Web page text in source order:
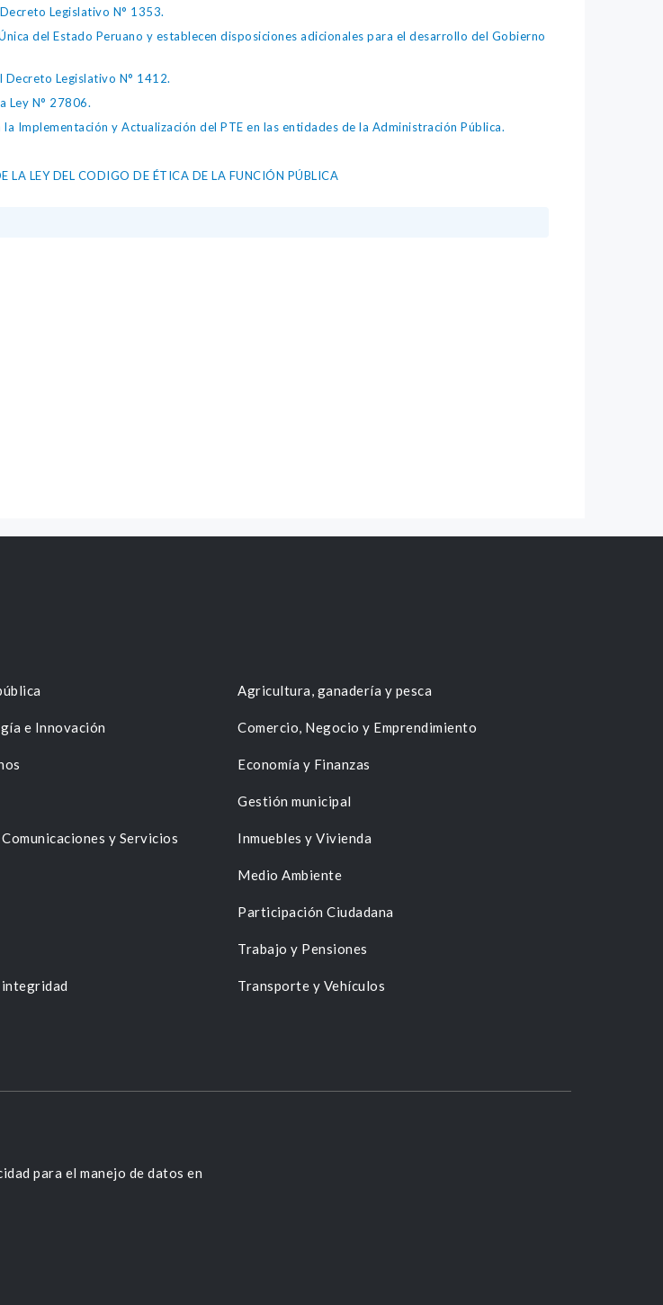
Legislativo N° 1353.
del Estado Peruano y establecen disposiciones adicionales para el desarrollo del Gobierno
Legislativo N° 1412.
Ley N° 27806.
Implementación y Actualización del PTE en las entidades de la Administración Pública.
LA LEY DEL CODIGO DE ÉTICA DE LA FUNCIÓN PÚBLICA
Agricultura, ganadería y pesca
e Innovación Comercio, Negocio y Emprendimiento
Economía y Finanzas
Gestión municipal
y Servicios
Inmuebles y Vivienda
Medio Ambiente
Participación Ciudadana
Trabajo y Pensiones
integridad Transporte y Vehículos
para el manejo de datos en